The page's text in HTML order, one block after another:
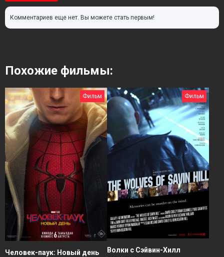
Комментариев еще нет. Вы можете стать первым!
Похожие фильмы:
Фильм
Человек-паук: Новый день
Фильм
Волки с Сэйвин-Хилл